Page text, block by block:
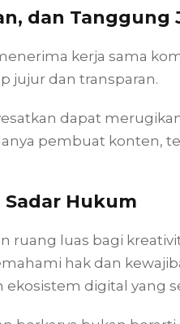
dan Tanggung
kerja sama
jujur dan transparan.
dapat
pembuat konten,
Hukum
ruang luas bagi
hak dan
digital yang